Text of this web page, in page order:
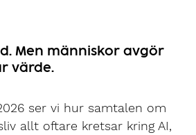
Men människor avgör
värde.
ser vi hur samtalen om
allt oftare kretsar kring AI,